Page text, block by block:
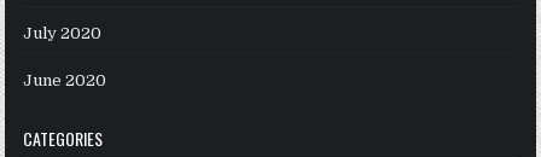
July 2020
June 2020
CATEGORIES